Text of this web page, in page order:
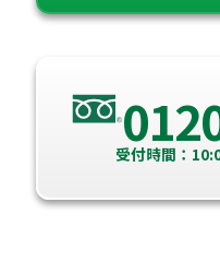
受付時間：